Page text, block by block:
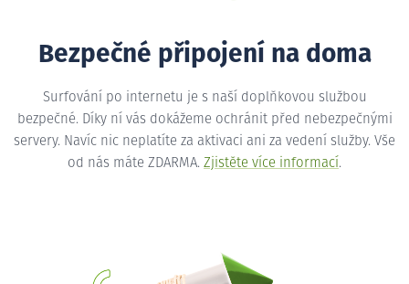
Bezpečné připojení na doma
Surfování po internetu je s naší doplňkovou službou
bezpečné. Díky ní vás dokážeme ochránit před nebezpečnými
servery. Navíc nic neplatíte za aktivaci ani za vedení služby. Vše
od nás máte ZDARMA. Zjistěte více informací.